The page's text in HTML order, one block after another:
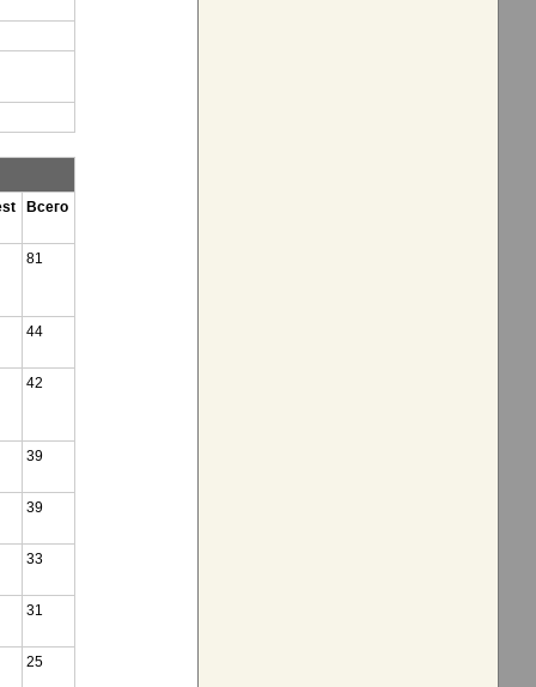
Всего
81
44
42
39
39
33
31
25